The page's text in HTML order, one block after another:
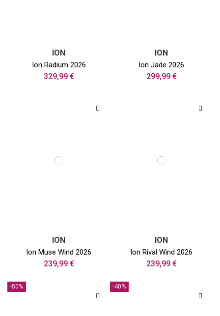
ION
Ion Radium 2026
329,99 €
ION
Ion Jade 2026
299,99 €
ION
Ion Muse Wind 2026
239,99 €
ION
Ion Rival Wind 2026
239,99 €
-50% -40%